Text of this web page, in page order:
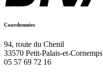
Coordonnées
94, route du Chenil
33570 Petit-Palais-et-Cornemps
05 57 69 72 16